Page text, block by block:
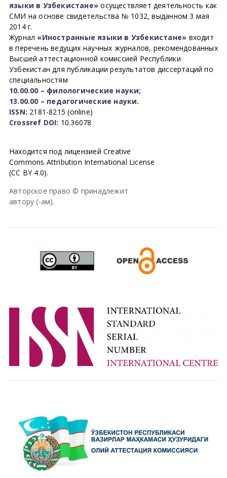
языки в Узбекистане» осуществляет деятельность как
СМИ на основе свидетельства № 1032, выданном 3 мая
2014 г.
Журнал «Иностранные языки в Узбекистане» входит
в перечень ведущих научных журналов, рекомендованных
Высшей аттестационной комиссией Республики
Узбекистан для публикации результатов диссертаций по
специальностям
10.00.00 – филологические науки;
13.00.00 – педагогические науки.
ISSN: 2181-8215 (online)
Crossref DOI: 10.36078
Находится под лицензией Creative
Commons Attribution International License
(CC BY 4.0).
Авторское право © принадлежит
автору (-ам).